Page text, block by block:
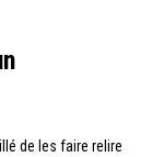
de les faire relire